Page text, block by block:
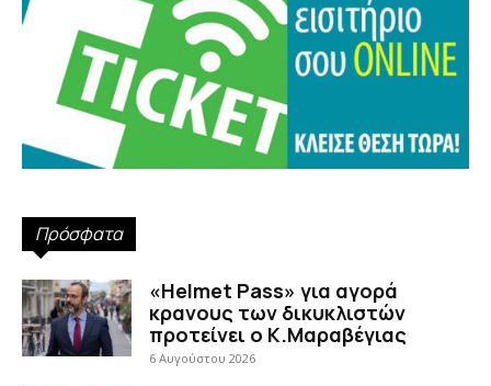
Πρόσφατα
«Helmet Pass» για αγορά
κρανους των δικυκλιστών
προτείνει ο Κ.Μαραβέγιας
6 Αυγούστου 2026